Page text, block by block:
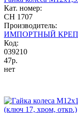
Кат. номер:
CH 1707
Производитель:
ИМПОРТНЫЙ
Код:
039210
47р.
нет